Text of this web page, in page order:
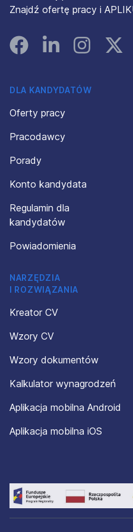
Znajdź ofertę pracy i
FacebookLinked InInstagram
DLA KANDYDATÓW
Oferty pracy
Pracodawcy
Porady
Konto kandydata
Regulamin dla
kandydatów
Powiadomienia
NARZĘDZIA
I ROZWIĄZANIA
Kreator CV
Wzory CV
Wzory dokumentów
Kalkulator wynagrodzeń
Aplikacja mobilna Android
Aplikacja mobilna iOS